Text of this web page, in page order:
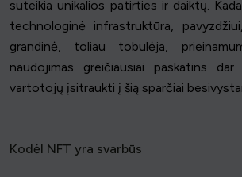
suteikia unikalios patirties ir daiktų.
technologinė infrastruktūra,
grandinė, toliau tobulėja,
naudojimas greičiausiai paskatins
vartotojų įsitraukti į šią sparčiai
Kodėl NFT yra svarbūs